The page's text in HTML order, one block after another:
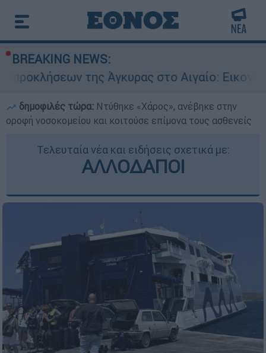
BREAKING NEWS:
Άγκυρας στο Αιγαίο: Εικονική αερομαχία
δημοφιλές τώρα: Ντύθηκε «Χάρος», ανέβηκε στην
οροφή νοσοκομείου και κοιτούσε επίμονα τους ασθενείς
Τελευταία νέα και ειδήσεις σχετικά με:
ΑΛΛΟΔΑΠΟΙ